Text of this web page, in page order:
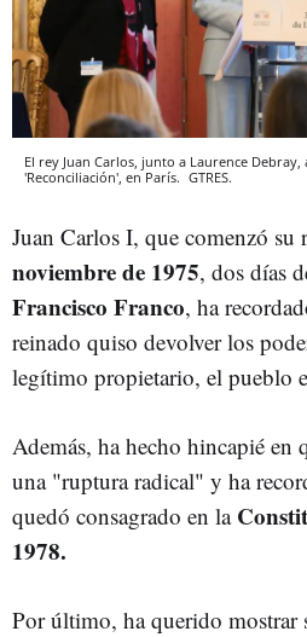
El rey Juan Carlos, junto a Laurence
'Reconciliación', en París. GTRES.
Juan Carlos I, que comenzó su
noviembre de 1975, dos días
Francisco Franco, ha
reinado quiso devolver los
legítimo propietario, el pueblo
Además, ha hecho hincapié en
una "ruptura radical" y ha
quedó consagrado en la
1978.
Por último, ha querido mostrar